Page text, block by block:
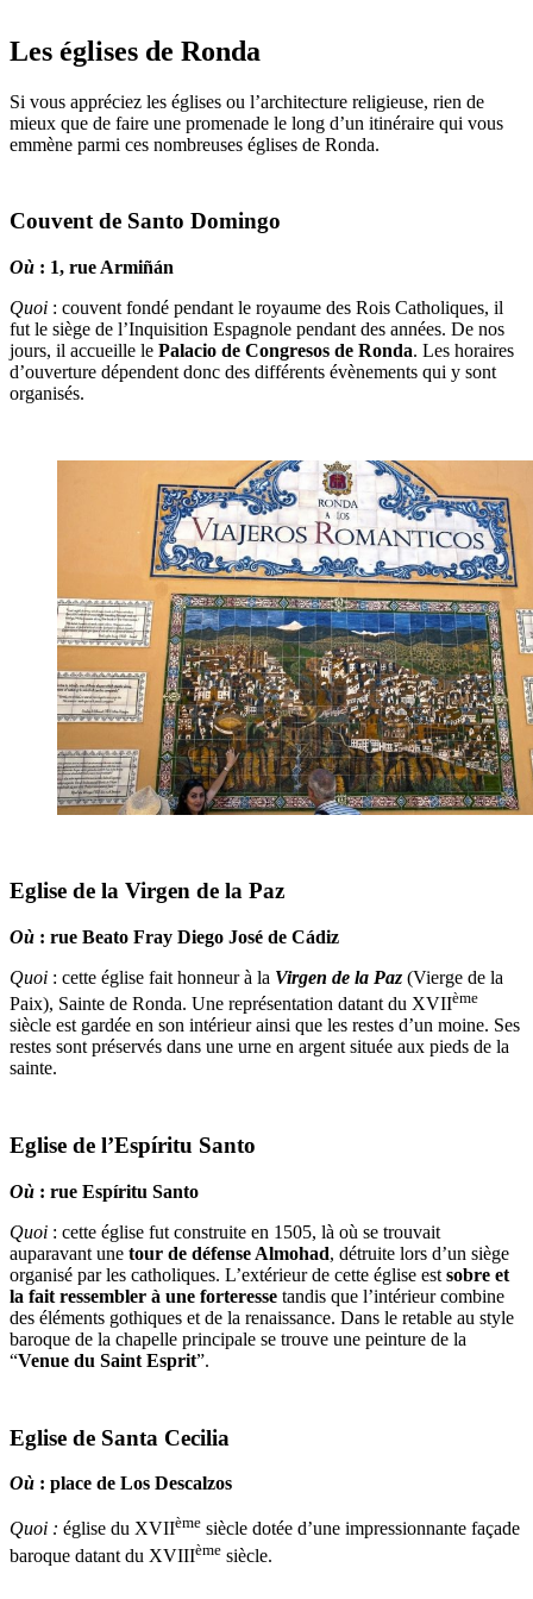
Les églises de Ronda
Si vous appréciez les églises ou l’architecture religieuse, rien de
mieux que de faire une promenade le long d’un itinéraire qui vous
emmène parmi ces nombreuses églises de Ronda.
Couvent de Santo Domingo
Où : 1, rue Armiñán
Quoi : couvent fondé pendant le royaume des Rois Catholiques, il
fut le siège de l’Inquisition Espagnole pendant des années. De nos
jours, il accueille le Palacio de Congresos de Ronda. Les horaires
d’ouverture dépendent donc des différents évènements qui y sont
organisés.
Eglise de la Virgen de la Paz
Où : rue Beato Fray Diego José de Cádiz
Quoi : cette église fait honneur à la Virgen de la Paz (Vierge de la
Paix), Sainte de Ronda. Une représentation datant du XVIIème
siècle est gardée en son intérieur ainsi que les restes d’un moine. Ses
restes sont préservés dans une urne en argent située aux pieds de la
sainte.
Eglise de l’Espíritu Santo
Où : rue Espíritu Santo
Quoi : cette église fut construite en 1505, là où se trouvait
auparavant une tour de défense Almohad, détruite lors d’un siège
organisé par les catholiques. L’extérieur de cette église est sobre et
la fait ressembler à une forteresse tandis que l’intérieur combine
des éléments gothiques et de la renaissance. Dans le retable au style
baroque de la chapelle principale se trouve une peinture de la
“Venue du Saint Esprit”.
Eglise de Santa Cecilia
Où : place de Los Descalzos
Quoi : église du XVIIème siècle dotée d’une impressionnante façade
baroque datant du XVIIIème siècle.